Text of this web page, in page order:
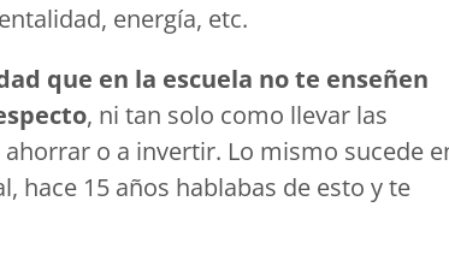
energía, etc.
que en la escuela no te enseñen
, ni tan solo como llevar las
o a invertir. Lo mismo sucede
hace 15 años hablabas de esto y te